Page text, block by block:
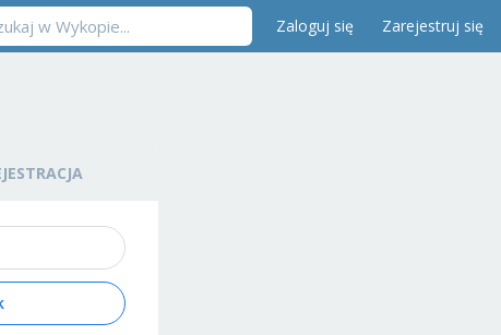
Zaloguj się Zarejestruj się